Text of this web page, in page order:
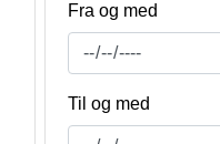
Fra og med
Til og med